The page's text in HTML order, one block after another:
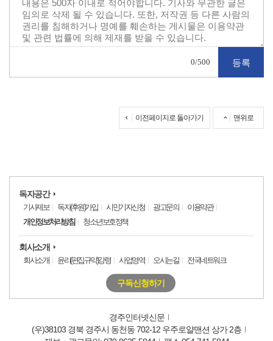
0/500
이전페이지로 돌아가기 맨위로
독자공간
기사제보 독자(후원)가입 시민기자신청 광고문의
이용약관
개인정보처리방침
청소년보호정책
회사소개
회사소개 윤리(편집규약)강령 사업영역 오시는길 전국네트워크
구독신청하기
경주인터넷신문
(우)38103 경북 경주시 동천동 702-12 우주로얄맨션 상가 2층